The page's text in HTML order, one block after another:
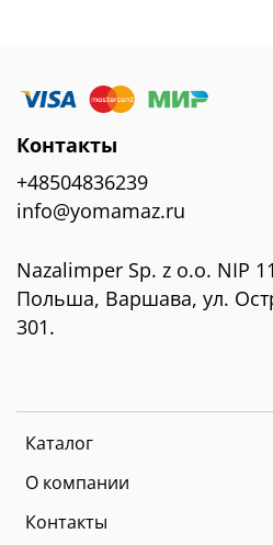
Каталог
О компании
Контакты
Контакты
+48504836239
info@yomamaz.ru
Nazalimper Sp. z o.o. NIP
Польша, Варшава, ул.
301.